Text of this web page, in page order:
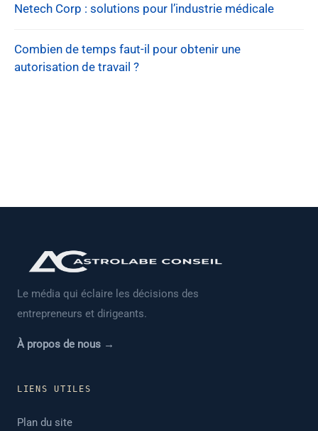
Netech Corp : solutions pour l’industrie médicale
Combien de temps faut-il pour obtenir une
autorisation de travail ?
Le média qui éclaire les décisions des
entrepreneurs et dirigeants.
À propos de nous →
LIENS UTILES
Plan du site